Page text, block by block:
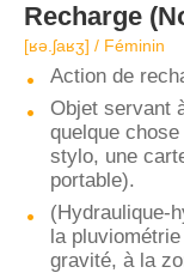
Recharge
[ʁə.ʃaʁʒ] / Féminin
Action de
Objet servant
quelque
stylo, une
portable).
(Hydraulique-
la
gravité, à la